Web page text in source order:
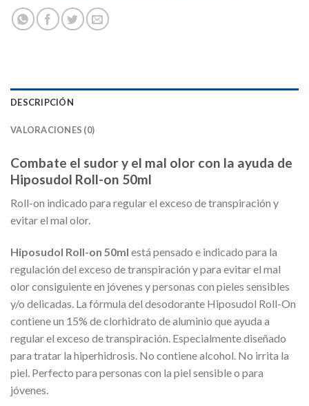
DESCRIPCIÓN
VALORACIONES (0)
Combate el sudor y el mal olor con la ayuda de
Hiposudol Roll-on 50ml
Roll-on indicado para regular el exceso de transpiración y
evitar el mal olor.
Hiposudol Roll-on 50ml está pensado e indicado para la
regulación del exceso de transpiración y para evitar el mal
olor consiguiente en jóvenes y personas con pieles sensibles
y/o delicadas. La fórmula del desodorante Hiposudol Roll-On
contiene un 15% de clorhidrato de aluminio que ayuda a
regular el exceso de transpiración. Especialmente diseñado
para tratar la hiperhidrosis. No contiene alcohol. No irrita la
piel. Perfecto para personas con la piel sensible o para
jóvenes.